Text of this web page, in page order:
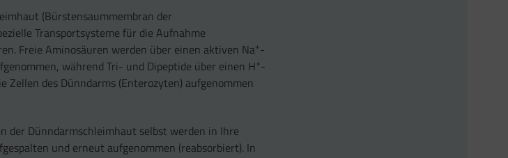
(Bürstensaummembran der
Transportsysteme für die Aufnahme
Freie Aminosäuren werden über einen aktiven Na+ -
während Tri- und Dipeptide über einen H+ -
Zellen des Dünndarms (Enterozyten) aufgenommen
der Dünndarmschleimhaut selbst werden in Ihre
und erneut aufgenommen (reabsorbiert). In